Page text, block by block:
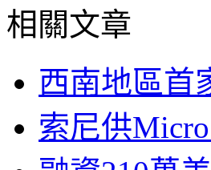
相關文章
西南地區首
索尼供